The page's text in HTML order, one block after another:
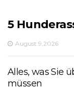
5
August 9,2026
Alles, was Sie
müssen